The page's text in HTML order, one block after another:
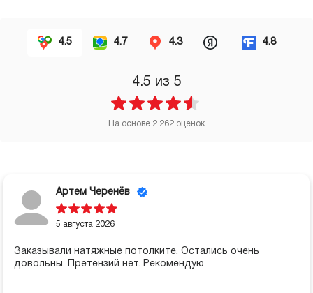
4.5 4.7 4.3 4.8
4.5 из 5
На основе 2 262 оценок
Артем Черенёв
5 августа 2026
Заказывали натяжные потолките. Остались очень
довольны. Претензий нет. Рекомендую